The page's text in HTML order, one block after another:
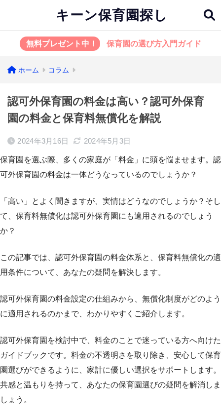
キーン保育園探し
無料プレゼント中！ 保育園の選び方入門ガイド
ホーム コラム
認可外保育園の料金は高い？認可外保育
園の料金と保育料無償化を解説
2024年3月16日 2024年5月3日
保育園を選ぶ際、多くの家庭が「料金」に頭を悩ませます。認
可外保育園の料金は一体どうなっているのでしょうか？
「高い」とよく聞きますが、実情はどうなのでしょうか？そし
て、保育料無償化は認可外保育園にも適用されるのでしょう
か？
この記事では、認可外保育園の料金体系と、保育料無償化の適
用条件について、あなたの疑問を解決します。
認可外保育園の料金設定の仕組みから、無償化制度がどのよう
に適用されるのかまで、わかりやすくご紹介します。
認可外保育園を検討中で、料金のことで迷っている方へ向けた
ガイドブックです。料金の不透明さを取り除き、安心して保育
園選びができるように、家計に優しい選択をサポートします。
共感と温もりを持って、あなたの保育園選びの疑問を解消しま
しょう。